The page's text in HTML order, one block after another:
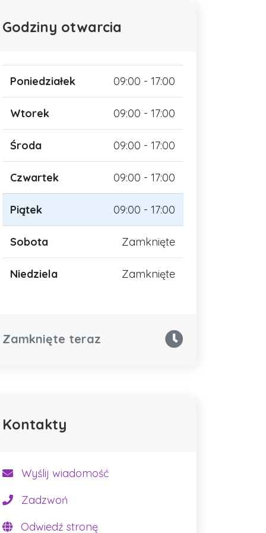
Godziny otwarcia
Poniedziałek 09:00 - 17:00
Wtorek 09:00 - 17:00
Środa 09:00 - 17:00
Czwartek 09:00 - 17:00
Piątek 09:00 - 17:00
Sobota Zamknięte
Niedziela Zamknięte
Zamknięte teraz
Kontakty
Wyślij wiadomość
Zadzwoń
Odwiedź stronę